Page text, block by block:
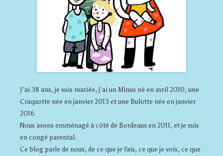
J'ai 38 ans, je suis mariée, j'ai un Minus né en avril 2010, une
Craquotte née en janvier 2013 et une Bulotte née en janvier
2016.
Nous avons emménagé à côté de Bordeaux en 2011, et je suis
en congé parental.
Ce blog parle de nous, de ce que je fais, ce que je vois, ce que